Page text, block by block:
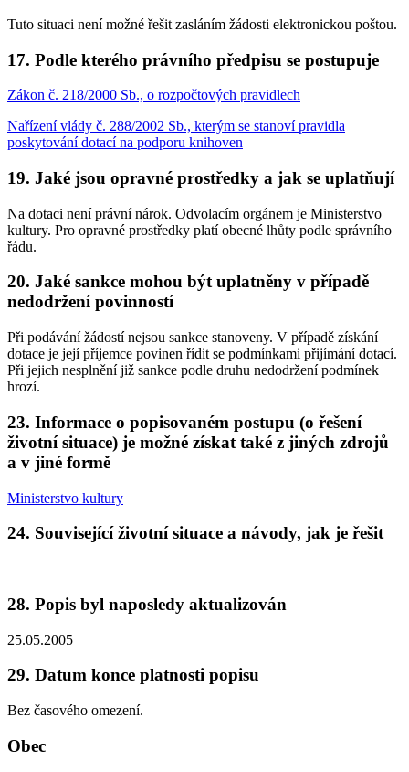
Tuto situaci není možné řešit zasláním žádosti elektronickou poštou.
17. Podle kterého právního předpisu se postupuje
Zákon č. 218/2000 Sb., o rozpočtových pravidlech
Nařízení vlády č. 288/2002 Sb., kterým se stanoví pravidla
poskytování dotací na podporu knihoven
19. Jaké jsou opravné prostředky a jak se uplatňují
Na dotaci není právní nárok. Odvolacím orgánem je Ministerstvo
kultury. Pro opravné prostředky platí obecné lhůty podle správního
řádu.
20. Jaké sankce mohou být uplatněny v případě
nedodržení povinností
Při podávání žádostí nejsou sankce stanoveny. V případě získání
dotace je její příjemce povinen řídit se podmínkami přijímání dotací.
Při jejich nesplnění již sankce podle druhu nedodržení podmínek
hrozí.
23. Informace o popisovaném postupu (o řešení
životní situace) je možné získat také z jiných zdrojů
a v jiné formě
Ministerstvo kultury
24. Související životní situace a návody, jak je řešit
28. Popis byl naposledy aktualizován
25.05.2005
29. Datum konce platnosti popisu
Bez časového omezení.
Obec